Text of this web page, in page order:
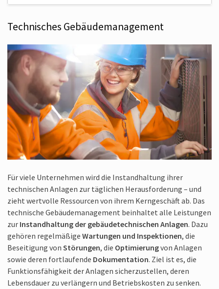
Technisches Gebäudemanagement
Für viele Unternehmen wird die Instandhaltung ihrer
technischen Anlagen zur täglichen Herausforderung – und
zieht wertvolle Ressourcen von ihrem Kerngeschäft ab. Das
technische Gebäudemanagement beinhaltet alle Leistungen
zur Instandhaltung der gebäude­technischen Anlagen. Dazu
gehören regelmäßige Wartungen und Inspektionen, die
Beseitigung von Störungen, die Optimierungvon Anlagen
sowie deren fortlaufende Dokumentation. Ziel ist es, die
Funktionsfähigkeit der Anlagen sicherzustellen, deren
Lebensdauer zu verlängern und Betriebskosten zu senken.